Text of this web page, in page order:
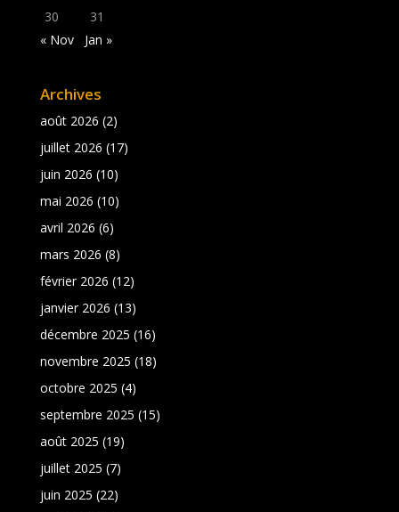
30
31
« Nov
Jan »
Archives
août 2026 (2)
juillet 2026 (17)
juin 2026 (10)
mai 2026 (10)
avril 2026 (6)
mars 2026 (8)
février 2026 (12)
janvier 2026 (13)
décembre 2025 (16)
novembre 2025 (18)
octobre 2025 (4)
septembre 2025 (15)
août 2025 (19)
juillet 2025 (7)
juin 2025 (22)